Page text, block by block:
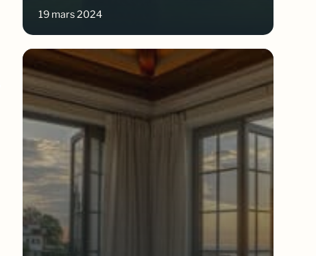
19 mars 2024